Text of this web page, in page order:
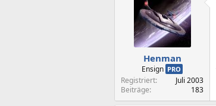
l
l
t
a
m
Henman
Ensign PRO
Registriert
Juli 2003
Beiträge
183